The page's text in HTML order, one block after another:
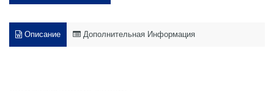
Описание Дополнительная Информация